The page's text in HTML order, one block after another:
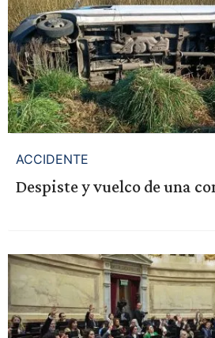
ACCIDENTE
Despiste y vuelco de una